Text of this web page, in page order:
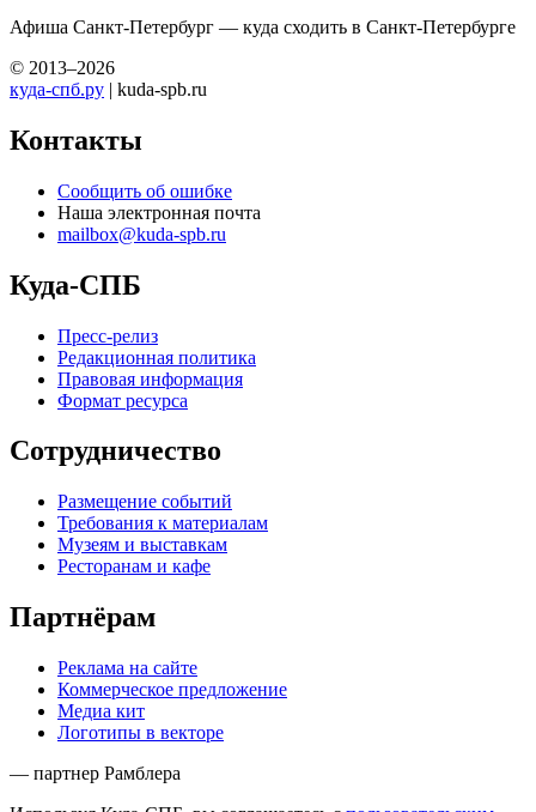
Афиша Санкт-Петербург — куда сходить в Санкт-Петербурге
© 2013–2026
куда-спб.ру | kuda-spb.ru
Контакты
Сообщить об ошибке
Наша электронная почта
mailbox@kuda-spb.ru
Куда-СПБ
Пресс-релиз
Редакционная политика
Правовая информация
Формат ресурса
Сотрудничество
Размещение событий
Требования к материалам
Музеям и выставкам
Ресторанам и кафе
Партнёрам
Реклама на сайте
Коммерческое предложение
Медиа кит
Логотипы в векторе
— партнер Рамблера